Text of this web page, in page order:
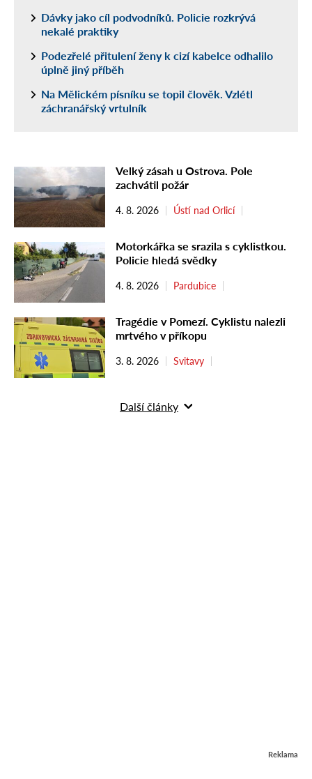
Dávky jako cíl podvodníků. Policie rozkrývá
nekalé praktiky
Podezřelé přitulení ženy k cizí kabelce odhalilo
úplně jiný příběh
Na Mělickém písníku se topil člověk. Vzlétl
záchranářský vrtulník
Velký zásah u Ostrova. Pole
zachvátil požár
4. 8. 2026 Ústí nad Orlicí
Motorkářka se srazila s cyklistkou.
Policie hledá svědky
4. 8. 2026 Pardubice
Tragédie v Pomezí. Cyklistu nalezli
mrtvého v příkopu
3. 8. 2026 Svitavy
Další články
Reklama